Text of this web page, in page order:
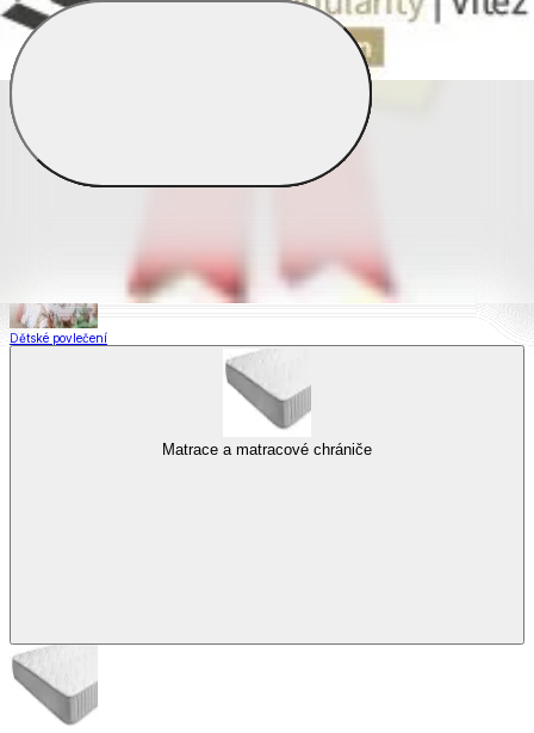
Saténové povlečení
Povlečení s fototiskem
Dětské povlečení
Matrace a matracové chrániče